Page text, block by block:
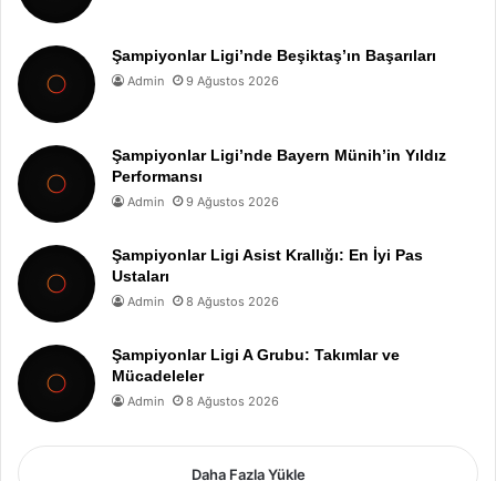
Şampiyonlar Ligi’nde Beşiktaş’ın Başarıları
Admin 9 Ağustos 2026
Şampiyonlar Ligi’nde Bayern Münih’in Yıldız
Performansı
Admin 9 Ağustos 2026
Şampiyonlar Ligi Asist Krallığı: En İyi Pas
Ustaları
Admin 8 Ağustos 2026
Şampiyonlar Ligi A Grubu: Takımlar ve
Mücadeleler
Admin 8 Ağustos 2026
Daha Fazla Yükle